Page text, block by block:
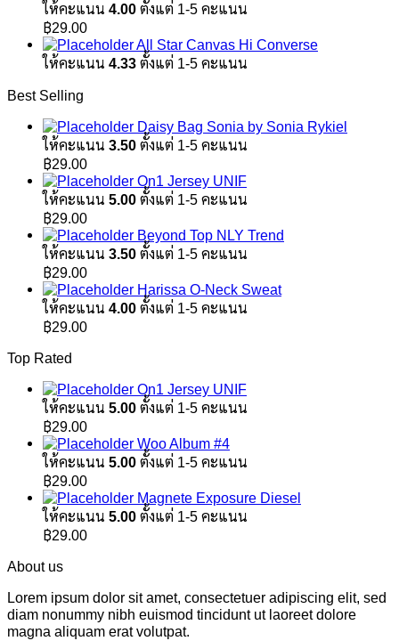
ให้คะแนน 4.00 ตั้งแต่ 1-5 คะแนน
฿29.00
All Star Canvas Hi Converse
ให้คะแนน 4.33 ตั้งแต่ 1-5 คะแนน
Best Selling
Daisy Bag Sonia by Sonia Rykiel
ให้คะแนน 3.50 ตั้งแต่ 1-5 คะแนน
฿29.00
On1 Jersey UNIF
ให้คะแนน 5.00 ตั้งแต่ 1-5 คะแนน
฿29.00
Beyond Top NLY Trend
ให้คะแนน 3.50 ตั้งแต่ 1-5 คะแนน
฿29.00
Harissa O-Neck Sweat
ให้คะแนน 4.00 ตั้งแต่ 1-5 คะแนน
฿29.00
Top Rated
On1 Jersey UNIF
ให้คะแนน 5.00 ตั้งแต่ 1-5 คะแนน
฿29.00
Woo Album #4
ให้คะแนน 5.00 ตั้งแต่ 1-5 คะแนน
฿29.00
Magnete Exposure Diesel
ให้คะแนน 5.00 ตั้งแต่ 1-5 คะแนน
฿29.00
About us
Lorem ipsum dolor sit amet, consectetuer adipiscing elit, sed
diam nonummy nibh euismod tincidunt ut laoreet dolore
magna aliquam erat volutpat.